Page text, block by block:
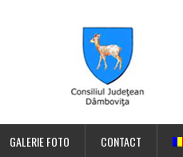
GALERIE FOTO CONTACT